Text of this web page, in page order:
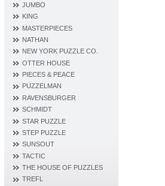
JUMBO
KING
MASTERPIECES
NATHAN
NEW YORK PUZZLE CO.
OTTER HOUSE
PIECES & PEACE
PUZZELMAN
RAVENSBURGER
SCHMIDT
STAR PUZZLE
STEP PUZZLE
SUNSOUT
TACTIC
THE HOUSE OF PUZZLES
TREFL